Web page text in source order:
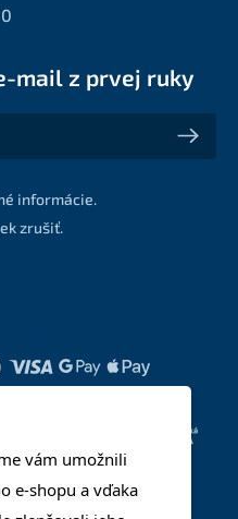
mail z prvej ruky
ruky
informácie.
zrušiť.
vám umožnili
e-shopu a vďaka